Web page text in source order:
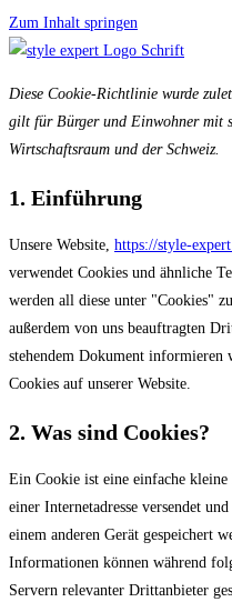
Zum Inhalt springen
Diese Cookie-Richtlinie wurde
gilt für Bürger und Einwohner mit
Wirtschaftsraum und der Schweiz.
1. Einführung
Unsere Website, https://style-
verwendet Cookies und ähnliche
werden all diese unter "Cookies"
außerdem von uns beauftragten
stehendem Dokument
Cookies auf unserer Website.
2. Was sind Cookies?
Ein Cookie ist eine einfache
einer Internetadresse versendet
einem anderen Gerät gespeichert
Informationen können während
Servern relevanter Drittanbieter